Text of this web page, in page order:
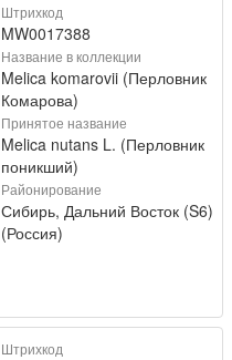
Штрихкод
MW0017388
Название в коллекции
Melica komarovii (Перловник
Комарова)
Принятое название
Melica nutans L. (Перловник
поникший)
Районирование
Сибирь, Дальний Восток (S6)
(Россия)
Штрихкод